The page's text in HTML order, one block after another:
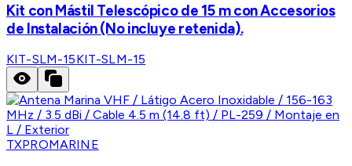
Kit con Mástil Telescópico de 15 m con Accesorios
de Instalación (No incluye retenida).
KIT-SLM-15KIT-SLM-15
TXPROMARINE